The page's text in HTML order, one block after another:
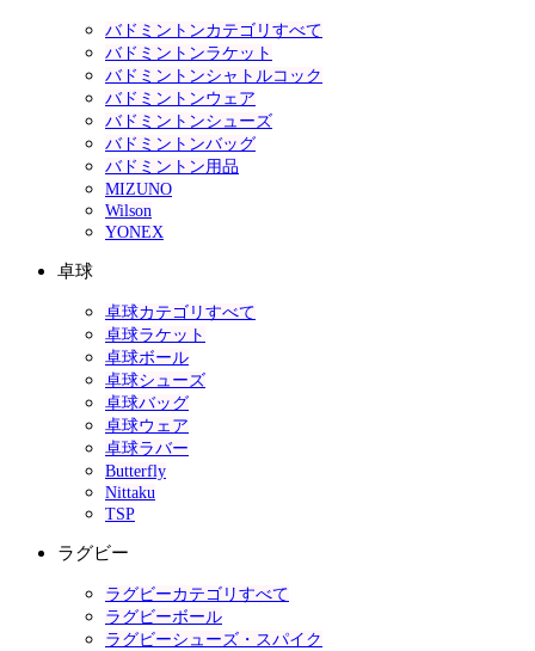
バドミントンカテゴリすべて
バドミントンラケット
バドミントンシャトルコック
バドミントンウェア
バドミントンシューズ
バドミントンバッグ
バドミントン用品
MIZUNO
Wilson
YONEX
卓球
卓球カテゴリすべて
卓球ラケット
卓球ボール
卓球シューズ
卓球バッグ
卓球ウェア
卓球ラバー
Butterfly
Nittaku
TSP
ラグビー
ラグビーカテゴリすべて
ラグビーボール
ラグビーシューズ・スパイク